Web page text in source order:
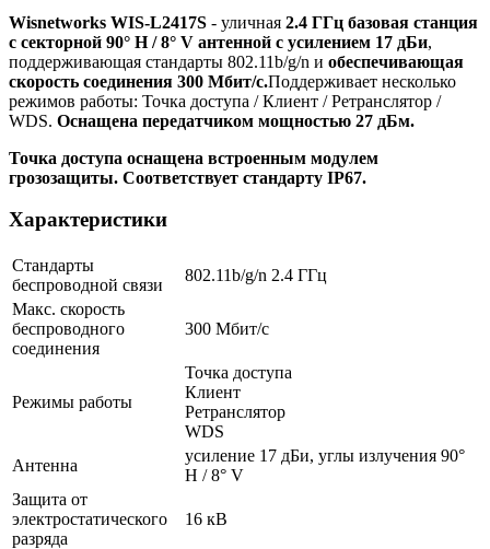
Wisnetworks WIS-L2417S - уличная 2.4 ГГц базовая станция
с секторной 90° H / 8° V антенной с усилением 17 дБи,
поддерживающая стандарты 802.11b/g/n и обеспечивающая
скорость соединения 300 Мбит/с.Поддерживает несколько
режимов работы: Точка доступа / Клиент / Ретранслятор /
WDS. Оснащена передатчиком мощностью 27 дБм.
Точка доступа оснащена встроенным модулем
грозозащиты. Соответствует стандарту IP67.
Характеристики
Стандарты
беспроводной связи
802.11b/g/n 2.4 ГГц
Макс. скорость
беспроводного
соединения
300 Мбит/с
Режимы работы
Точка доступа
Клиент
Ретранслятор
WDS
Антенна
усиление 17 дБи, углы излучения 90°
H / 8° V
Защита от
электростатического
разряда
16 кВ